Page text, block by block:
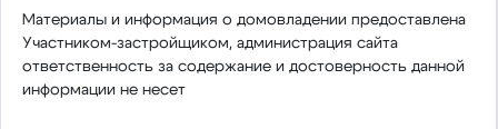
Материалы и информация о домовладении предоставлена
Участником-застройщиком, администрация сайта
ответственность за содержание и достоверность данной
информации не несет